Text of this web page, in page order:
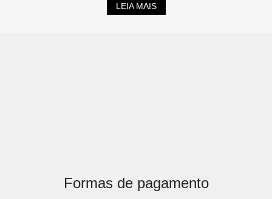
LEIA MAIS
Formas de pagamento